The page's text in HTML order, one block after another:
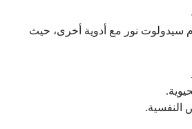
سيدولوت نور مع أدوية أخرى، حيث
النفسية.